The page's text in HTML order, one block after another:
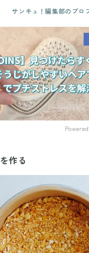
サンキュ！編集部のプロ
作る